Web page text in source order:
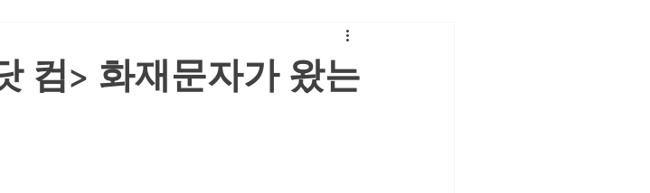
김용현의 낮은 목소리
컴> 화재문자가 왔는